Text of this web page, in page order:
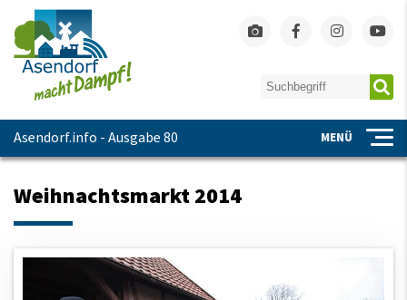
Asendorf.info - Ausgabe 80 MENÜ
Weihnachtsmarkt 2014